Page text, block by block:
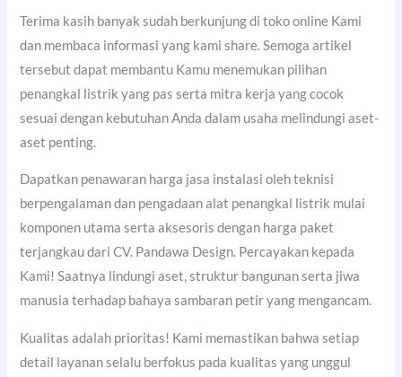
Terima kasih banyak sudah berkunjung di toko online Kami
dan membaca informasi yang kami share. Semoga artikel
tersebut dapat membantu Kamu menemukan pilihan
penangkal listrik yang pas serta mitra kerja yang cocok
sesuai dengan kebutuhan Anda dalam usaha melindungi aset-
aset penting.
Dapatkan penawaran harga jasa instalasi oleh teknisi
berpengalaman dan pengadaan alat penangkal listrik mulai
komponen utama serta aksesoris dengan harga paket
terjangkau dari CV. Pandawa Design. Percayakan kepada
Kami! Saatnya lindungi aset, struktur bangunan serta jiwa
manusia terhadap bahaya sambaran petir yang mengancam.
Kualitas adalah prioritas! Kami memastikan bahwa setiap
detail layanan selalu berfokus pada kualitas yang unggul